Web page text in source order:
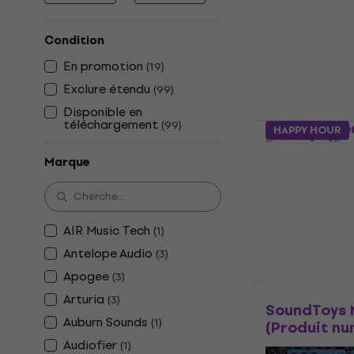
Condition
En promotion (19)
Exclure étendu (99)
Disponible en
téléchargement (99)
Marque
AIR Music Tech (1)
Antelope Audio (3)
Apogee (3)
Arturia (3)
Auburn Sounds (1)
Audiofier (1)
Apogee
Domain
HAPPY HOUR
(Produit